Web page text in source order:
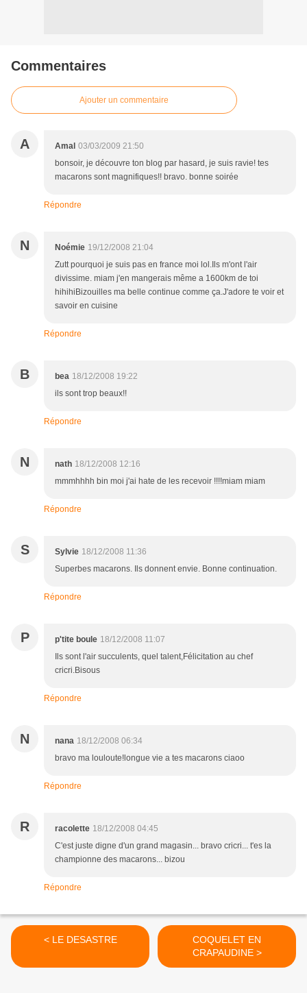
Commentaires
Ajouter un commentaire
A Amal 03/03/2009 21:50
bonsoir, je découvre ton blog par hasard, je suis ravie! tes
macarons sont magnifiques!! bravo. bonne soirée
Répondre
N Noémie 19/12/2008 21:04
Zutt pourquoi je suis pas en france moi lol.Ils m'ont l'air
divissime. miam j'en mangerais même a 1600km de toi
hihihiBizouilles ma belle continue comme ça.J'adore te voir et
savoir en cuisine
Répondre
B bea 18/12/2008 19:22
ils sont trop beaux!!
Répondre
N nath 18/12/2008 12:16
mmmhhhh bin moi j'ai hate de les recevoir !!!!miam miam
Répondre
S Sylvie 18/12/2008 11:36
Superbes macarons. Ils donnent envie. Bonne continuation.
Répondre
P p'tite boule 18/12/2008 11:07
Ils sont l'air succulents, quel talent,Félicitation au chef
cricri.Bisous
Répondre
N nana 18/12/2008 06:34
bravo ma louloute!longue vie a tes macarons ciaoo
Répondre
R racolette 18/12/2008 04:45
C'est juste digne d'un grand magasin... bravo cricri... t'es la
championne des macarons... bizou
Répondre
< LE DESASTRE
COQUELET EN
CRAPAUDINE >